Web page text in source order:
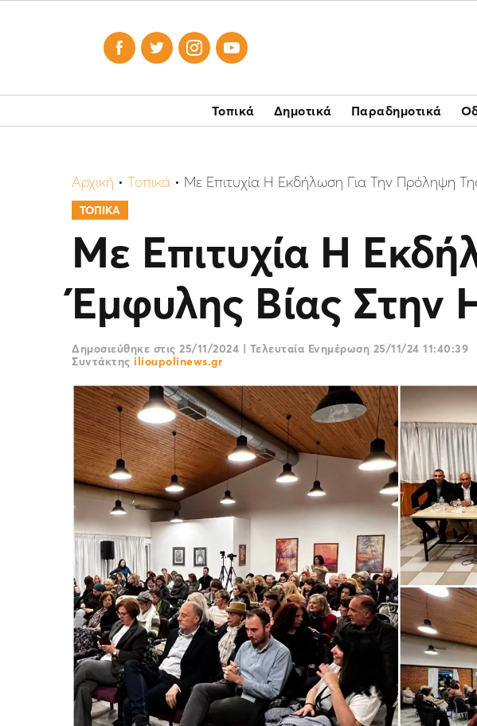
   
Τοπικά Δημοτικά Παραδημοτικά
Αρχική • Τοπικά • Με Επιτυχία Η Εκδήλωση Για Την Πρόληψη
ΤΟΠΙΚΑ
Με Επιτυχία Η
Έμφυλης Βίας
Δημοσιεύθηκε στις 25/11/2024 | Τελευταία Ενημέρωση 25/11/24 11:40:39
Συντάκτης ilioupolinews.gr